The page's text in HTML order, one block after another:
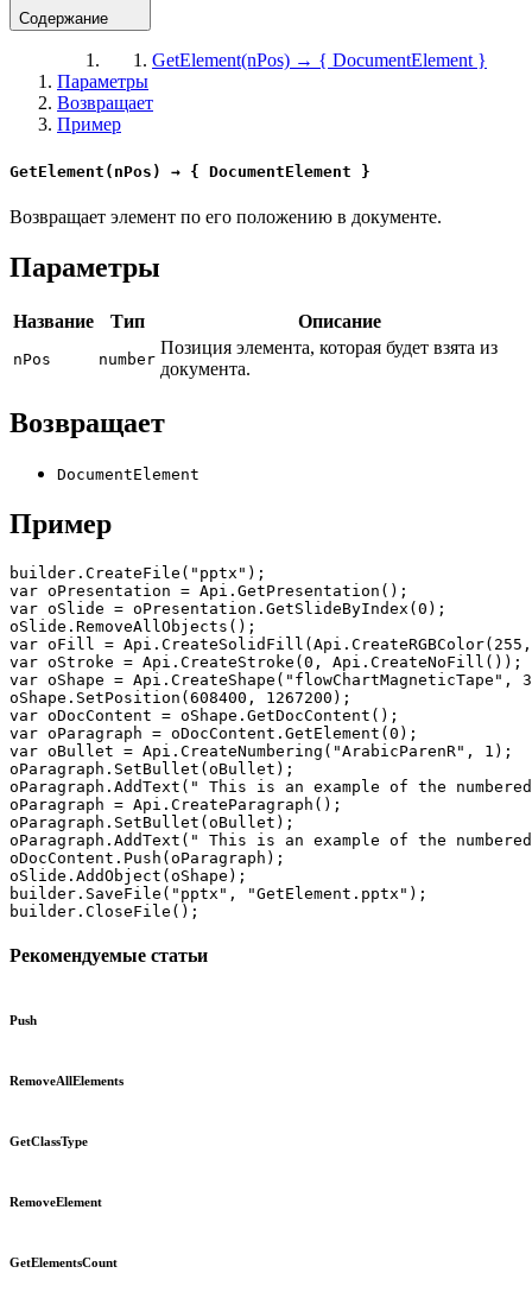
Содержание
GetElement(nPos) → { DocumentElement }
Параметры
Возвращает
Пример
GetElement(nPos) → { DocumentElement }
Возвращает элемент по его положению в документе.
Параметры
Название Тип Описание
nPos number
Позиция элемента, которая будет взята из
документа.
Возвращает
DocumentElement
Пример
builder.CreateFile("pptx");
var oPresentation = Api.GetPresentation();
var oSlide = oPresentation.GetSlideByIndex(0);
oSlide.RemoveAllObjects();
var oFill =
var oStroke = Api.CreateStroke(0, Api.CreateNoFill());
var oShape =
oShape.SetPosition(608400, 1267200);
var oDocContent = oShape.GetDocContent();
var oParagraph = oDocContent.GetElement(0);
var oBullet = Api.CreateNumbering("ArabicParenR", 1);
oParagraph.SetBullet(oBullet);
oParagraph.AddText(" This is an example of the
oParagraph = Api.CreateParagraph();
oParagraph.SetBullet(oBullet);
oParagraph.AddText(" This is an example of the
oDocContent.Push(oParagraph);
oSlide.AddObject(oShape);
builder.SaveFile("pptx", "GetElement.pptx");
builder.CloseFile();
Рекомендуемые статьи
Push
RemoveAllElements
GetClassType
RemoveElement
GetElementsCount